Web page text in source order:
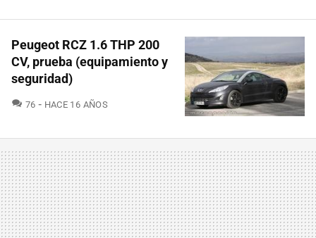
Peugeot RCZ 1.6 THP 200
CV, prueba (equipamiento y
seguridad)
76 COMENTARIOS
HACE 16 AÑOS